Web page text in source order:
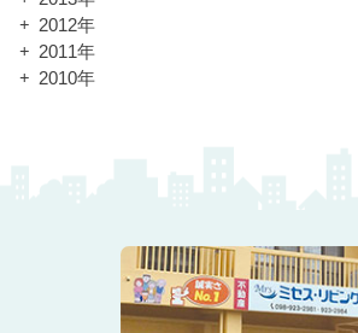
2012年
2011年
2010年